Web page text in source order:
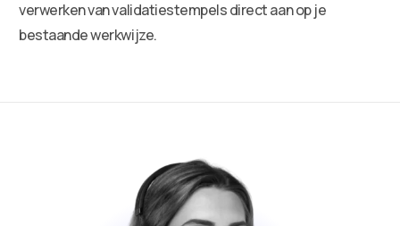
verwerken van validatiestempels direct aan op je
bestaande werkwijze.